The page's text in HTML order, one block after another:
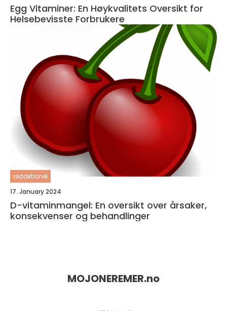
Egg Vitaminer: En Høykvalitets Oversikt for
Helsebevisste Forbrukere
redaktionel
17. January 2024
D-vitaminmangel: En oversikt over årsaker,
konsekvenser og behandlinger
MOJONEREMER.no